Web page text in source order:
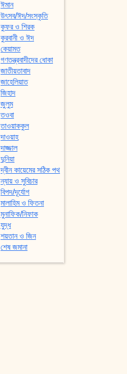
ঈমান
উৎসব/ঈদ/সংস্কৃতি
কুফর ও শিরক
কুরবানী ও ঈদ
কেয়ামত
গণতন্ত্রবাদীদের ধোকা
জাতীয়তাবাদ
জাহেলিয়াত
জিহাদ
জুলুম
তওবা
তাওয়াককুল
দাওয়াহ
দাজ্জাল
দুনিয়া
দ্বীন কায়েমের সঠিক পথ
ন্যায় ও সুবিচার
বিপদ/দূর্যোগ
মালাহিম ও ফিতনা
মুনাফিক/নিফাক
যুদ্ধ
শয়তান ও জিন
শেষ জমানা